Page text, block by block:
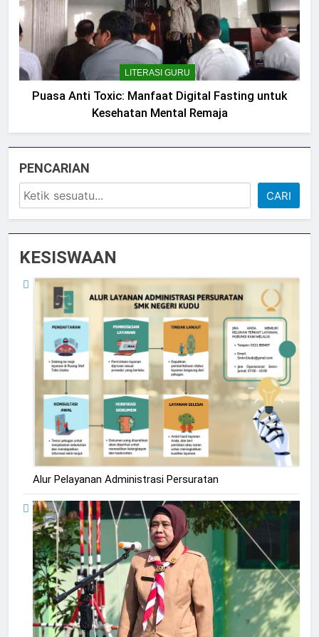
LITERASI GURU
Puasa Anti Toxic: Manfaat Digital Fasting untuk
Kesehatan Mental Remaja
PENCARIAN
CARI
KESISWAAN
Alur Pelayanan Administrasi Persuratan